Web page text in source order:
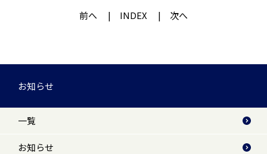
前へ INDEX 次へ
お知らせ
一覧
お知らせ